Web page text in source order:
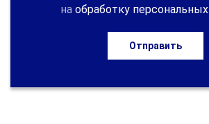
на обработку
Отправить